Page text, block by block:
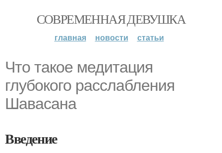
СОВРЕМЕННАЯ ДЕВУШКА
главная новости статьи
Что такое медитация
глубокого расслабления
Шавасана
Введение